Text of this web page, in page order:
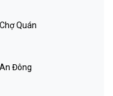
Quán
Đông